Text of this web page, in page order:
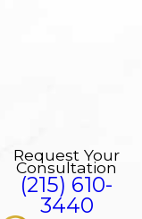
Request Your
Consultation
(215) 610-
3440